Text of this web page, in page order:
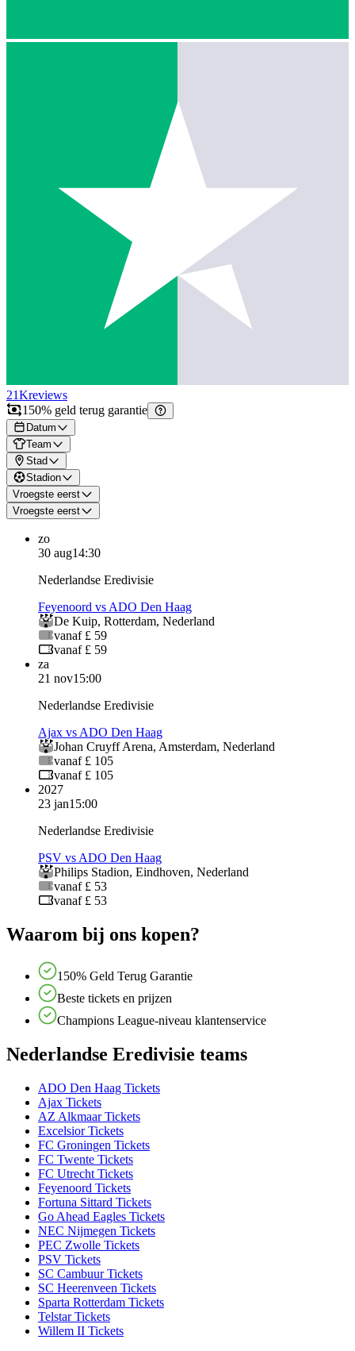
21Kreviews
150% geld terug garantie
Datum
Team
Stad
Stadion
Vroegste eerst
Vroegste eerst
zo
30 aug14:30
Nederlandse Eredivisie
Feyenoord vs ADO Den Haag
De Kuip, Rotterdam, Nederland
vanaf £ 59
vanaf £ 59
za
21 nov15:00
Nederlandse Eredivisie
Ajax vs ADO Den Haag
Johan Cruyff Arena, Amsterdam, Nederland
vanaf £ 105
vanaf £ 105
2027
23 jan15:00
Nederlandse Eredivisie
PSV vs ADO Den Haag
Philips Stadion, Eindhoven, Nederland
vanaf £ 53
vanaf £ 53
Waarom bij ons kopen?
150% Geld Terug Garantie
Beste tickets en prijzen
Champions League-niveau klantenservice
Nederlandse Eredivisie teams
ADO Den Haag Tickets
Ajax Tickets
AZ Alkmaar Tickets
Excelsior Tickets
FC Groningen Tickets
FC Twente Tickets
FC Utrecht Tickets
Feyenoord Tickets
Fortuna Sittard Tickets
Go Ahead Eagles Tickets
NEC Nijmegen Tickets
PEC Zwolle Tickets
PSV Tickets
SC Cambuur Tickets
SC Heerenveen Tickets
Sparta Rotterdam Tickets
Telstar Tickets
Willem II Tickets